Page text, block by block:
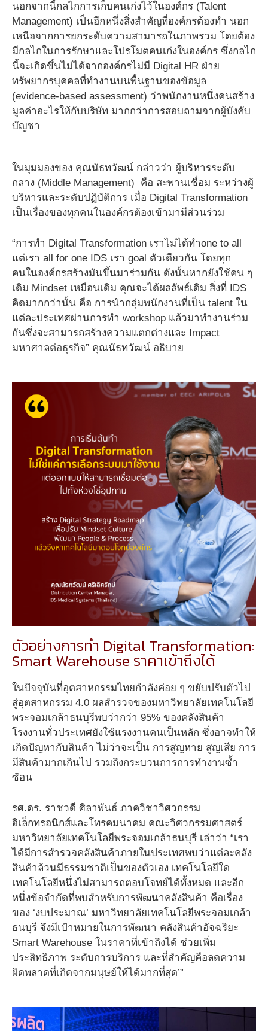
นอกจากนี้กลไกการเก็บคนเก่งไว้ในองค์กร (Talent
Management) เป็นอีกหนึ่งสิ่งสำคัญที่องค์กรต้องทำ นอก
เหนือจากการยกระดับความสามารถในภาพรวม โดยต้อง
มีกลไกในการรักษาและโปรโมตคนเก่งในองค์กร ซึ่งกลไก
นี้จะเกิดขึ้นไม่ได้จากองค์กรไม่มี Digital HR ฝ่าย
ทรัพยากรบุคคลที่ทำงานบนพื้นฐานของข้อมูล
(evidence-based assessment) ว่าพนักงานหนึ่งคนสร้าง
มูลค่าอะไรให้กับบริษัท มากกว่าการสอบถามจากผู้บังคับ
บัญชา
ในมุมมองของ คุณนัธทวัฒน์ กล่าวว่า ผู้บริหารระดับ
กลาง (Middle Management) คือ สะพานเชื่อม ระหว่างผู้
บริหารและระดับปฏิบัติการ เมื่อ Digital Transformation
เป็นเรื่องของทุกคนในองค์กรต้องเข้ามามีส่วนร่วม
“การทำ Digital Transformation เราไม่ได้ทำone to all
แต่เรา all for one IDS เรา goal ตัวเดียวกัน โดยทุก
คนในองค์กรสร้างมันขึ้นมาร่วมกัน ดังนั้นหากยังใช้คน ๆ
เดิม Mindset เหมือนเดิม คุณจะได้ผลลัพธ์เดิม สิ่งที่ IDS
คิดมากกว่านั้น คือ การนำกลุ่มพนักงานที่เป็น talent ใน
แต่ละประเทศผ่านการทำ workshop แล้วมาทำงานร่วม
กันซึ่งจะสามารถสร้างความแตกต่างและ Impact
มหาศาลต่อธุรกิจ” คุณนัธทวัฒน์ อธิบาย
ตัวอย่างการทำ Digital Transformation:
Smart Warehouse ราคาเข้าถึงได้
ในปัจจุบันที่อุตสาหกรรมไทยกำลังค่อย ๆ ขยับปรับตัวไป
สู่อุตสาหกรรม 4.0 ผลสำรวจของมหาวิทยาลัยเทคโนโลยี
พระจอมเกล้าธนบุรีพบว่ากว่า 95% ของคลังสินค้า
โรงงานทั่วประเทศยังใช้แรงงานคนเป็นหลัก ซึ่งอาจทำให้
เกิดปัญหากับสินค้า ไม่ว่าจะเป็น การสูญหาย สูญเสีย การ
มีสินค้ามากเกินไป รวมถึงกระบวนการการทำงานซ้ำ
ซ้อน
รศ.ดร. ราชวดี ศิลาพันธ์ ภาควิชาวิศวกรรม
อิเล็กทรอนิกส์และโทรคมนาคม คณะวิศวกรรมศาสตร์
มหาวิทยาลัยเทคโนโลยีพระจอมเกล้าธนบุรี เล่าว่า “เรา
ได้มีการสำรวจคลังสินค้าภายในประเทศพบว่าแต่ละคลัง
สินค้าล้วนมีธรรมชาติเป็นของตัวเอง เทคโนโลยีใด
เทคโนโลยีหนึ่งไม่สามารถตอบโจทย์ได้ทั้งหมด และอีก
หนึ่งข้อจำกัดที่พบสำหรับการพัฒนาคลังสินค้า คือเรื่อง
ของ ‘งบประมาณ’ มหาวิทยาลัยเทคโนโลยีพระจอมเกล้า
ธนบุรี จึงมีเป้าหมายในการพัฒนา คลังสินค้าอัจฉริยะ
Smart Warehouse ในราคาที่เข้าถึงได้ ช่วยเพิ่ม
ประสิทธิภาพ ระดับการบริการ และที่สำคัญคือลดความ
ผิดพลาดที่เกิดจากมนุษย์ให้ได้มากที่สุด’”